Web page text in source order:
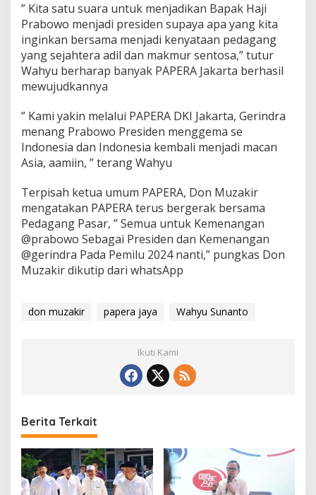
a
d
i
k
a
n
a
b
o
w
o
r
e
s
i
d
e
n
R
y
n
d
a
” Kita satu suara untuk menjadikan Bapak Haji
Prabowo menjadi presiden supaya apa yang kita
inginkan bersama menjadi kenyataan pedagang
yang sejahtera adil dan makmur sentosa,” tutur
Wahyu berharap banyak PAPERA Jakarta berhasil
mewujudkannya
” Kami yakin melalui PAPERA DKI Jakarta, Gerindra
menang Prabowo Presiden menggema se
Indonesia dan Indonesia kembali menjadi macan
Asia, aamiin, ” terang Wahyu
Terpisah ketua umum PAPERA, Don Muzakir
mengatakan PAPERA terus bergerak bersama
Pedagang Pasar, ” Semua untuk Kemenangan
@prabowo Sebagai Presiden dan Kemenangan
@gerindra Pada Pemilu 2024 nanti,” pungkas Don
Muzakir dikutip dari whatsApp
don muzakir papera jaya Wahyu Sunanto
Ikuti Kami
Berita Terkait